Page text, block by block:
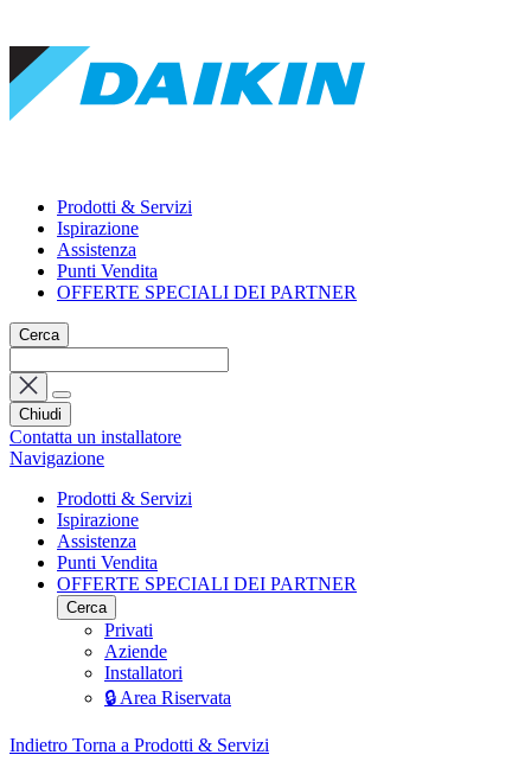
Prodotti & Servizi
Ispirazione
Assistenza
Punti Vendita
OFFERTE SPECIALI DEI PARTNER
Cerca
Chiudi
Contatta un installatore
Navigazione
Prodotti & Servizi
Ispirazione
Assistenza
Punti Vendita
OFFERTE SPECIALI DEI PARTNER
Cerca
Privati
Aziende
Installatori
🔒 Area Riservata
Indietro Torna a Prodotti & Servizi